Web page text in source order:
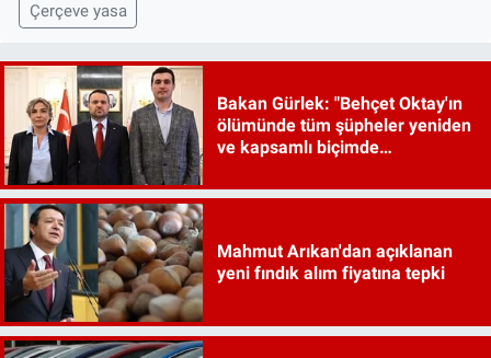
Çerçeve yasa
Bakan Gürlek: "Behçet Oktay'ın
ölümünde tüm şüpheler yeniden
ve kapsamlı biçimde
Mahmut Arıkan'dan açıklanan
yeni fındık alım fiyatına tepki